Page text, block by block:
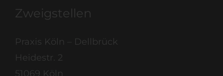
Zweigstellen
Praxis Köln – Dellbrück
Heidestr. 2
51069 Köln